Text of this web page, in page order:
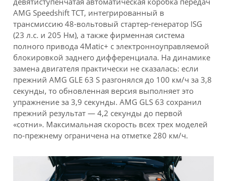
AMG Speedshift TCT, интегрированный в
трансмиссию 48-вольтовый стартер-генератор ISG
(23 л.с. и 205 Нм), а также фирменная система
полного привода 4Matic+ с электронноуправляемой
блокировкой заднего дифференциала. На динамике
замена двигателя практически не сказалась: если
прежний AMG GLE 63 S разгонялся до 100 км/ч за 3,8
секунды, то обновленная версия выполняет это
упражнение за 3,9 секунды. AMG GLS 63 сохранил
прежний результат — 4,2 секунды до первой
«сотни». Максимальная скорость всех трех моделей
по-прежнему ограничена на отметке 280 км/ч.